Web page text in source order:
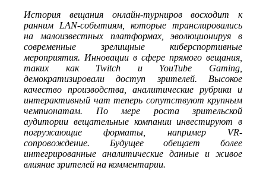
История вещания онлайн-турниров восходит к
ранним LAN-событиям, которые транслировались
на малоизвестных платформах, эволюционируя в
современные зрелищные киберспортивные
мероприятия. Инновации в сфере прямого вещания,
таких как Twitch и YouTube Gaming,
демократизировали доступ зрителей. Высокое
качество производства, аналитические рубрики и
интерактивный чат теперь сопутствуют крупным
чемпионатам. По мере роста зрительской
аудитории вещательные компании инвестируют в
погружающие форматы, например VR-
сопровождение. Будущее обещает более
интегрированные аналитические данные и живое
влияние зрителей на комментарии.